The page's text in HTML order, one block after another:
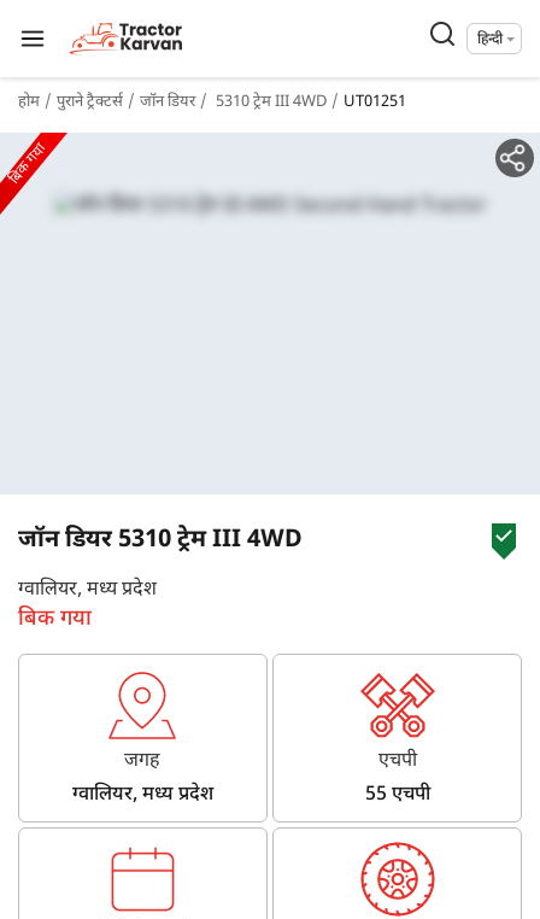
हिन्दी
होम पुराने ट्रैक्टर्स जॉन डियर 5310 ट्रेम III 4WD UT01251
बिक गया
जॉन डियर 5310 ट्रेम III 4WD
ग्वालियर, मध्य प्रदेश
बिक गया
जगह
ग्वालियर, मध्य प्रदेश
एचपी
55 एचपी